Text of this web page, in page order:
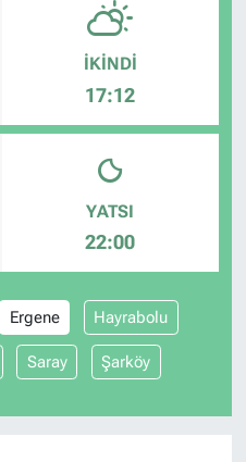
İKINDI
17:12
YATSI
22:00
Ergene Hayrabolu
Saray Şarköy